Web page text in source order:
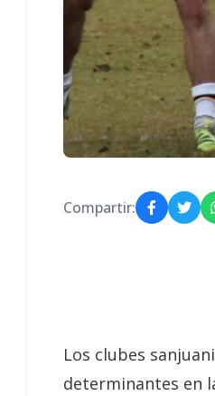
Compartir:
Los clubes
determinantes en